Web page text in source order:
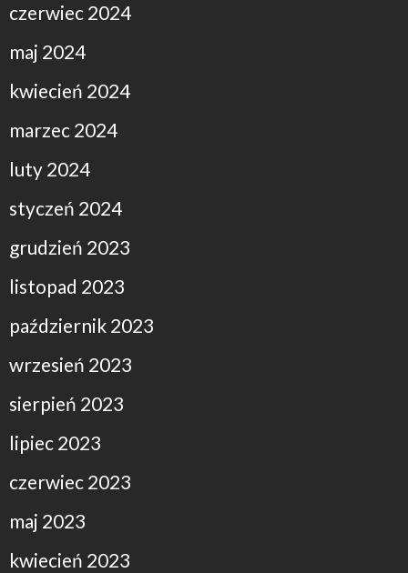
czerwiec 2024
maj 2024
kwiecień 2024
marzec 2024
luty 2024
styczeń 2024
grudzień 2023
listopad 2023
październik 2023
wrzesień 2023
sierpień 2023
lipiec 2023
czerwiec 2023
maj 2023
kwiecień 2023